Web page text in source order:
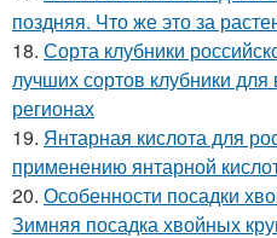
поздняя. Что же это за
18. Сорта клубники
лучших сортов клубники
регионах
19. Янтарная кислота для
применению янтарной
20. Особенности посадки
Зимняя посадка хвойных